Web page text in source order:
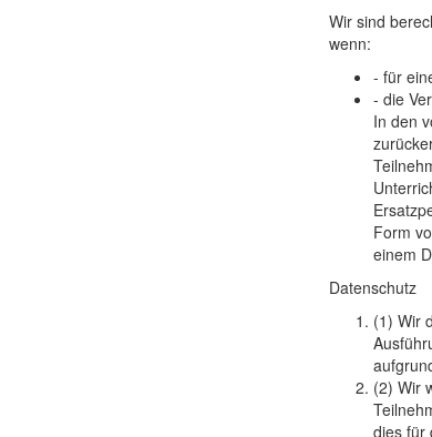
Wir sind
wenn:
- für
- die
In den
Form
einem
Datenschutz
(1) Wir
(2) Wir
dies für